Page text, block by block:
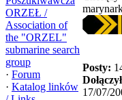
ORZEŁ /
Association of
the "ORZEL"
submarine search
group
· Forum
· Katalog linków
Posty:
17/07/